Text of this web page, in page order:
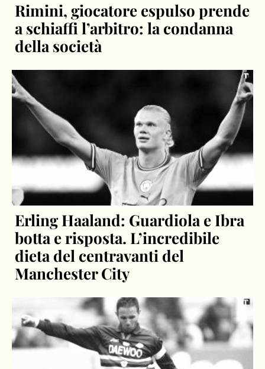
Rimini, giocatore espulso prende
a schiaffi l’arbitro: la condanna
della società
Erling Haaland: Guardiola e Ibra
botta e risposta. L’incredibile
dieta del centravanti del
Manchester City